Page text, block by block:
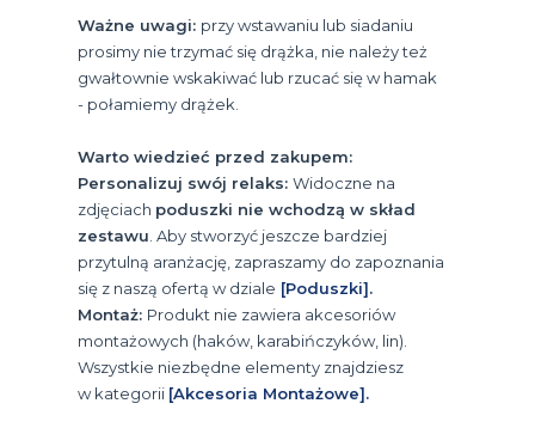
Ważne uwagi: przy wstawaniu lub siadaniu
prosimy nie trzymać się drążka, nie należy też
gwałtownie wskakiwać lub rzucać się w hamak
- połamiemy drążek.
Warto wiedzieć przed zakupem:
Personalizuj swój relaks: Widoczne na
zdjęciach poduszki nie wchodzą w skład
zestawu . Aby stworzyć jeszcze bardziej
przytulną aranżację, zapraszamy do zapoznania
się z naszą ofertą w dziale [Poduszki].
Montaż: Produkt nie zawiera akcesoriów
montażowych (haków, karabińczyków, lin).
Wszystkie niezbędne elementy znajdziesz
w kategorii [Akcesoria Montażowe].